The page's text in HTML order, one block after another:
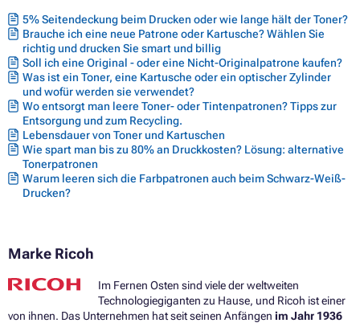
5% Seitendeckung beim Drucken oder wie lange hält der Toner?
Brauche ich eine neue Patrone oder Kartusche? Wählen Sie
richtig und drucken Sie smart und billig
Soll ich eine Original - oder eine Nicht-Originalpatrone kaufen?
Was ist ein Toner, eine Kartusche oder ein optischer Zylinder
und wofür werden sie verwendet?
Wo entsorgt man leere Toner- oder Tintenpatronen? Tipps zur
Entsorgung und zum Recycling.
Lebensdauer von Toner und Kartuschen
Wie spart man bis zu 80% an Druckkosten? Lösung: alternative
Tonerpatronen
Warum leeren sich die Farbpatronen auch beim Schwarz-Weiß-
Drucken?
Marke Ricoh
Im Fernen Osten sind viele der weltweiten
Technologiegiganten zu Hause, und Ricoh ist einer
von ihnen. Das Unternehmen hat seit seinen Anfängen im Jahr 1936